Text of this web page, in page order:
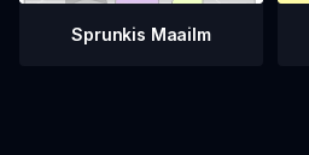
Sprunkis Maailm